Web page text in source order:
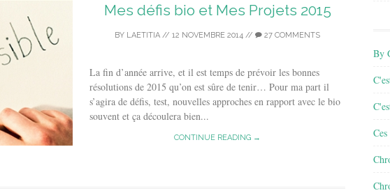
Mes défis bio et Mes Projets 2015
BY LAETITIA // 12 NOVEMBRE 2014 // 27 COMMENTS
La fin d’année arrive, et il est temps de prévoir les bonnes
résolutions de 2015 qu’on est sûre de tenir… Pour ma part il
s’agira de défis, test, nouvelles approches en rapport avec le bio
souvent et ça découlera bien...
CONTINUE READING →
By